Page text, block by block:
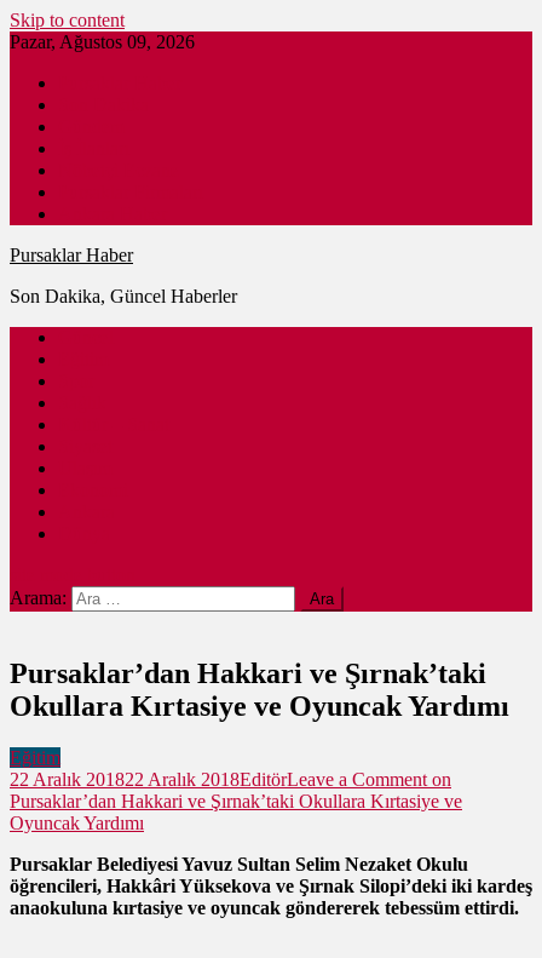
Skip to content
Pazar, Ağustos 09, 2026
Pursaklar Haber
Son Dakika, Güncel Haberler
Arama:
Pursaklar’dan Hakkari ve Şırnak’taki
Okullara Kırtasiye ve Oyuncak Yardımı
Eğitim
22 Aralık 201822 Aralık 2018EditörLeave a Comment on
Pursaklar’dan Hakkari ve Şırnak’taki Okullara Kırtasiye ve
Oyuncak Yardımı
Pursaklar Belediyesi Yavuz Sultan Selim Nezaket Okulu
öğrencileri, Hakkâri Yüksekova ve Şırnak Silopi’deki iki kardeş
anaokuluna kırtasiye ve oyuncak göndererek tebessüm ettirdi.